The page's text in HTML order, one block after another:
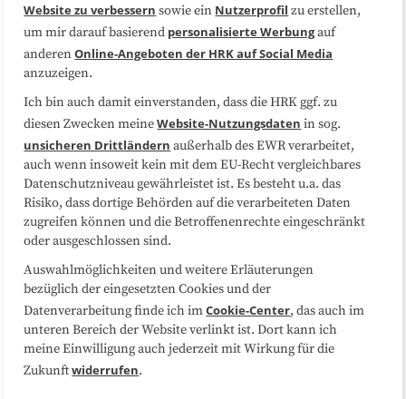
Datenschutzerklärung Impressum
Sitemap
Folgen Sie uns
Website zu verbessern sowie ein Nutzerprofil zu erstellen,
um mir darauf basierend personalisierte Werbungauf
anderenOnline-Angeboten der HRK auf Social Media
anzuzeigen.
Ich bin auch damit einverstanden, dass die HRK ggf. zu
diesen Zwecken meineWebsite-Nutzungsdaten in sog.
unsicheren Drittländern außerhalb des EWR verarbeitet,
auch wenn insoweit kein mit dem EU-Recht vergleichbares
Datenschutzniveau gewährleistet ist. Es besteht u.a. das
Risiko, dass dortige Behörden auf die verarbeiteten Daten
zugreifen können und die Betroffenenrechte eingeschränkt
oder ausgeschlossen sind.
Auswahlmöglichkeiten und weitere Erläuterungen
bezüglich der eingesetzten Cookies und der
Datenverarbeitung finde ich imCookie-Center, das auch im
unteren Bereich der Website verlinkt ist. Dort kann ich
meine Einwilligung auch jederzeit mit Wirkung für die
Zukunftwiderrufen.